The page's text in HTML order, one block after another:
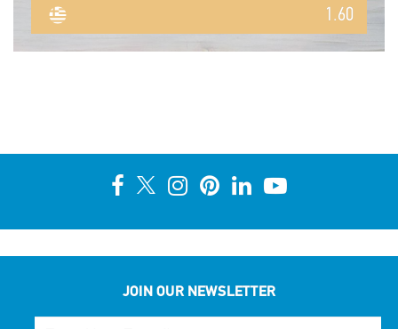
1.60
JOIN OUR NEWSLETTER